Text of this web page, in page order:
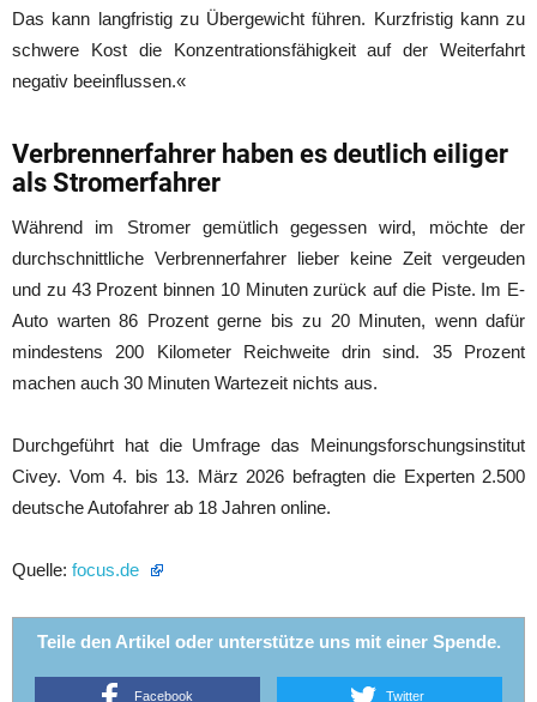
Das kann langfristig zu Übergewicht führen. Kurzfristig kann zu
schwere Kost die Konzentrationsfähigkeit auf der Weiterfahrt
negativ beeinflussen.«
Verbrennerfahrer haben es deutlich eiliger
als Stromerfahrer
Während im Stromer gemütlich gegessen wird, möchte der
durchschnittliche Verbrennerfahrer lieber keine Zeit vergeuden
und zu 43 Prozent binnen 10 Minuten zurück auf die Piste. Im E-
Auto warten 86 Prozent gerne bis zu 20 Minuten, wenn dafür
mindestens 200 Kilometer Reichweite drin sind. 35 Prozent
machen auch 30 Minuten Wartezeit nichts aus.
Durchgeführt hat die Umfrage das Meinungsforschungsinstitut
Civey. Vom 4. bis 13. März 2026 befragten die Experten 2.500
deutsche Autofahrer ab 18 Jahren online.
Quelle: focus.de
Teile den Artikel oder unterstütze uns mit einer Spende.
Facebook Twitter